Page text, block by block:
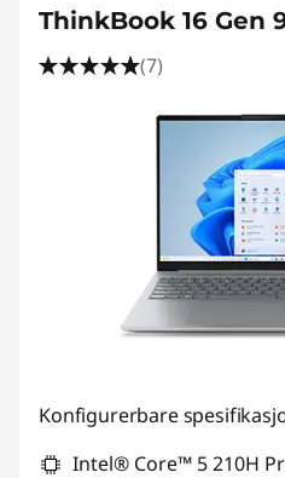
ThinkBook 16 Gen
(7)
Konfigurerbare
Intel® Core™ 5 210H